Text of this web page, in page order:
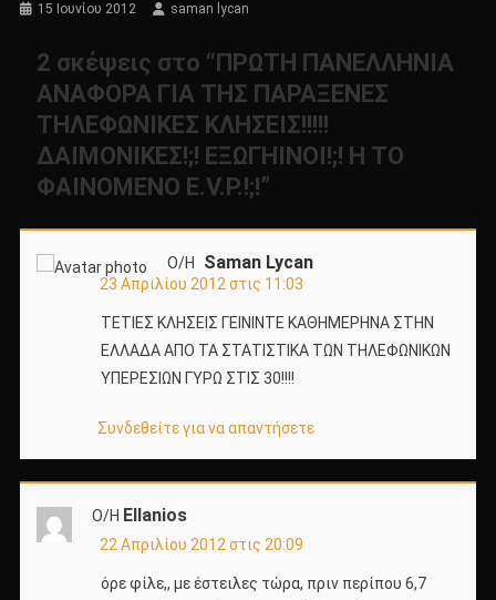
15 Ιουνίου 2012 saman lycan
2 σκέψεις στο “ΠΡΩΤΗ ΠΑΝΕΛΛΗΝΙΑ
ΑΝΑΦΟΡΑ ΓΙΑ ΤΗΣ ΠΑΡΑΞΕΝΕΣ
ΤΗΛΕΦΩΝΙΚΕΣ ΚΛΗΣΕΙΣ!!!!!
ΔΑΙΜΟΝΙΚΕΣ!;! ΕΞΩΓΗΙΝΟΙ!;! Η ΤΟ
ΦΑΙΝΟΜΕΝΟ E.V.P.!;!”
Ο/Η Saman Lycan
23 Απριλίου 2012 στις 11:03
ΤΕΤΙΕΣ ΚΛΗΣΕΙΣ ΓΕΙΝΙΝΤΕ ΚΑΘΗΜΕΡΗΝΑ ΣΤΗΝ
ΕΛΛΑΔΑ ΑΠΟ ΤΑ ΣΤΑΤΙΣΤΙΚΑ ΤΩΝ ΤΗΛΕΦΩΝΙΚΩΝ
ΥΠΕΡΕΣΙΩΝ ΓΥΡΩ ΣΤΙΣ 30!!!!
Συνδεθείτε για να απαντήσετε
Ο/Η Ellanios
22 Απριλίου 2012 στις 20:09
όρε φίλε,, με έστειλες τώρα, πριν περίπου 6,7